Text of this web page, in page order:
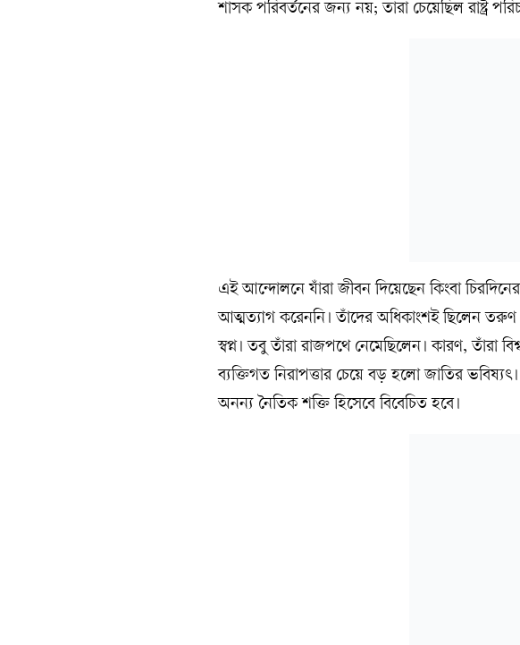
শাসক পরিবর্তনের জন্য নয়; তারা চেয়েছিল রাষ্ট্র
এই আন্দোলনে যাঁরা জীবন দিয়েছেন কিংবা
আত্মত্যাগ করেননি। তাঁদের অধিকাংশই ছিলেন
স্বপ্ন। তবু তাঁরা রাজপথে নেমেছিলেন। কারণ, তাঁরা
ব্যক্তিগত নিরাপত্তার চেয়ে বড় হলো জাতির
অনন্য নৈতিক শক্তি হিসেবে বিবেচিত হবে।